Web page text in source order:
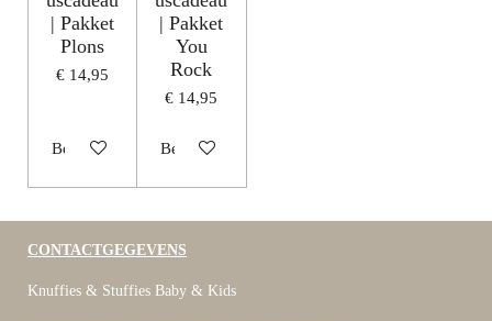
| Pakket
Plons
€ 14,95
Bekijk details
| Pakket
You
Rock
€ 14,95
Bekijk details
CONTACTGEGEVENS
Knuffies & Stuffies Baby & Kids